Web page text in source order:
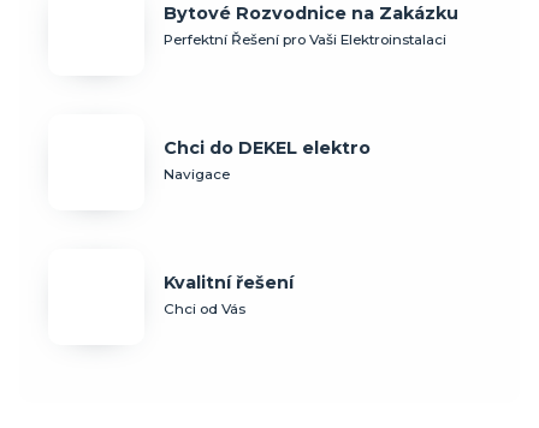
Bytové Rozvodnice na Zakázku
Perfektní Řešení pro Vaši Elektroinstalaci
Chci do DEKEL elektro
Navigace
Kvalitní řešení
Chci od Vás